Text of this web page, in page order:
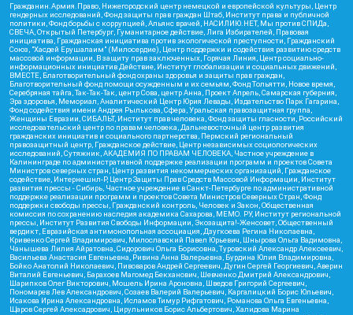
Гражданин.Армия.Право, Нижегородский центр немецкой и европейской культуры, Центр
гендерных исследований, Фонд защиты прав граждан Штаб, Институт права и публичной
политики, Фонд борьбы с коррупцией, Альянс врачей, НАСИЛИЮ.НЕТ, Мы против СПИДа,
СВЕЧА, Открытый Петербург, Гуманитарное действие, Лига Избирателей, Правовая
инициатива, Гражданская инициатива против экологической преступности, Гражданский
Союз, "Хасдей Ерушалаим" (Милосердие), Центр поддержки и содействия развитию средств
массовой информации, В защиту прав заключенных, Горячая Линия, Центр социально-
информационных инициатив Действие, Институт глобализации и социальных движений,
ВМЕСТЕ, Благотворительный фонд охраны здоровья и защиты прав граждан,
Благотворительный фонд помощи осужденным и их семьям, Фонд Тольятти, Новое время,
Серебряная тайга, Так-Так-Так, центр Сова, центр Анна, Проект Апрель, Самарская губерния,
Эра здоровья, Мемориал, Аналитический Центр Юрия Левады, Издательство Парк Гагарина,
Фонд содействия имени Андрея Рылькова, Сфера, Уральская правозащитная группа,
Женщины Евразии, СИБАЛЬТ, Институт прав человека, Фонд защиты гласности, Российский
исследовательский центр по правам человека, Дальневосточный центр развития
гражданских инициатив и социального партнерства, Пермский региональный
правозащитный центр, Гражданское действие, Центр независимых социологических
исследований, Сутяжник, АКАДЕМИЯ ПО ПРАВАМ ЧЕЛОВЕКА, Частное учреждение в
Калининграде по административной поддержке реализации программ и проектов Совета
Министров северных стран, Центр развития некоммерческих организаций, Гражданское
содействие, Интернешнл-Р, Центр Защиты Прав Средств Массовой Информации, Институт
развития прессы - Сибирь, Частное учреждение в Санкт-Петербурге по административной
поддержке реализации программ и проектов Совета Министров Северных Стран, Фонд
поддержки свободы прессы, Гражданский контроль, Человек и Закон, Общественная
комиссия по сохранению наследия академика Сахарова, МЕМО. РУ, Институт региональной
прессы, Институт Развития Свободы Информации, Экозащита!-Женсовет, Общественный
вердикт, Евразийская антимонопольная ассоциация, Дзугкоева Регина Николаевна,
Кривенко Сергей Владимирович, Милославский Павел Юрьевич, Шнырова Ольга Вадимовна,
Чанышева Лилия Айратовна, Сидорович Ольга Борисовна, Туровский Александр Алексеевич,
Васильева Анастасия Евгеньевна, Ривина Анна Валерьевна, Бурдина Юлия Владимировна,
Бойко Анатолий Николаевич, Пивоваров Андрей Сергеевич, Дугин Сергей Георгиевич, Аверин
Виталий Евгеньевич, Барахоев Магомед Бекханович, Шевченко Дмитрий Александрович,
Шарипков Олег Викторович, Мошель Ирина Ароновна, Шведов Григорий Сергеевич,
Пономарев Лев Александрович, Созаев Валерий Валерьевич, Каргалицкий Борис Юльевич,
Исакова Ирина Александровна, Исламов Тимур Рифгатович, Романова Ольга Евгеньевна,
Щаров Сергей Алексадрович, Цирульников Борис Альбертович, Халидова Марина